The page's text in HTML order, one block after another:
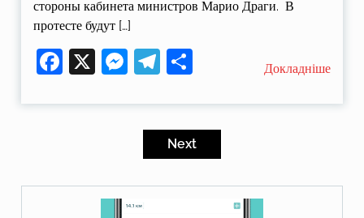
стороны кабинета министров Марио Драги. В
протесте будут […]
Facebook
X Messenger
Telegram
Поділитися
Докладніше
Next